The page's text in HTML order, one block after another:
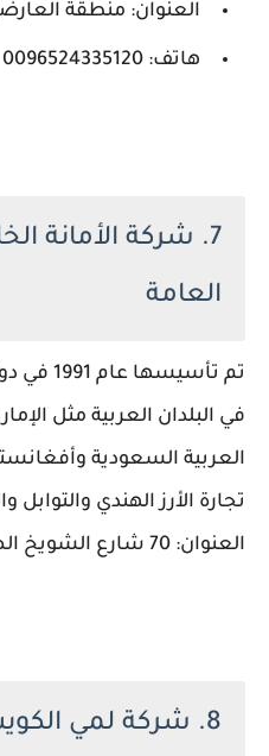
العنوان: منطقة
هاتف: 0096524335120
7. شركة الأمانة
العامة
تم
في البلدان العربية مثل
العربية السعودية
تجارة الأرز الهندي
العنوان: 70 شارع الشويخ الصناعية الكويت
8. شركة لمي